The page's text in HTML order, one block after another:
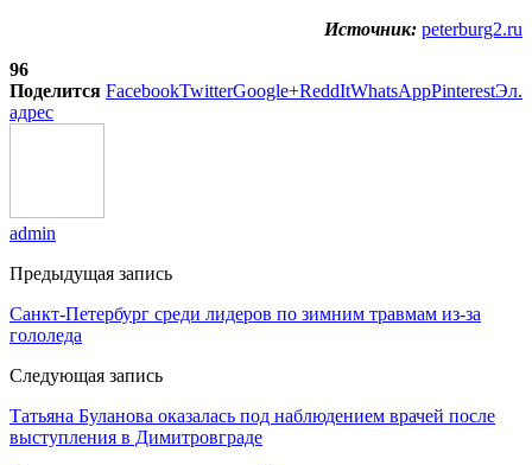
Источник: peterburg2.ru
96
Поделится FacebookTwitterGoogle+ReddItWhatsAppPinterestЭл.
адрес
admin
Предыдущая запись
Санкт-Петербург среди лидеров по зимним травмам из-за
гололеда
Следующая запись
Татьяна Буланова оказалась под наблюдением врачей после
выступления в Димитровграде